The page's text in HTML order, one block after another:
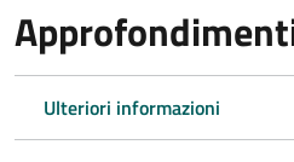
Ulteriori informazioni